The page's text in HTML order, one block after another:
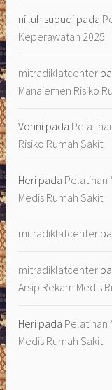
ni luh subudi pada
Keperawatan 2025
mitradiklatcenter
Manajemen Risiko
Vonni pada
Risiko Rumah Sakit
Heri pada Pelatihan
Medis Rumah Sakit
mitradiklatcenter
mitradiklatcenter
Arsip Rekam Medis
Heri pada Pelatihan
Medis Rumah Sakit